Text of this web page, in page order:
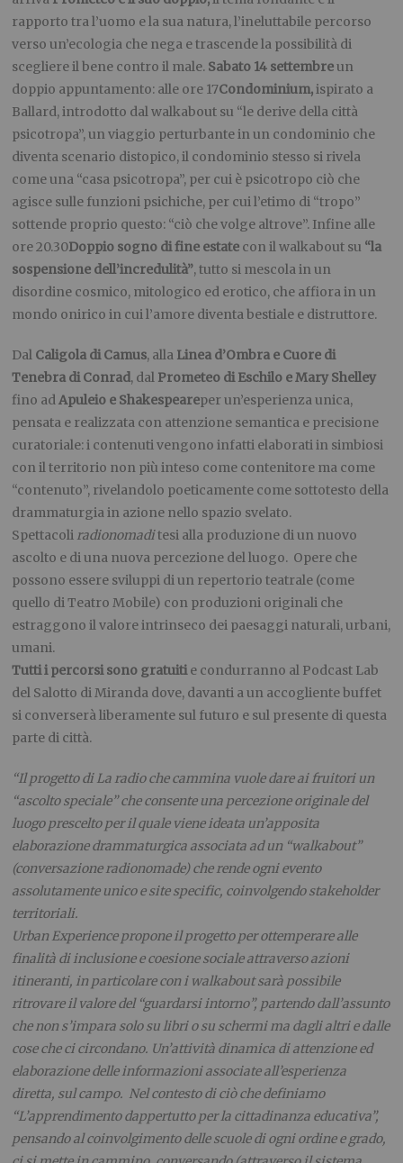
rapporto tra l’uomo e la sua natura, l’ineluttabile percorso
verso un’ecologia che nega e trascende la possibilità di
scegliere il bene contro il male. Sabato 14 settembreun
doppio appuntamento: alle ore 17Condominium,ispirato a
Ballard, introdotto dal walkabout su “le derive della città
psicotropa”, un viaggio perturbante in un condominio che
diventa scenario distopico, il condominio stesso si rivela
come una “casa psicotropa”, per cui è psicotropo ciò che
agisce sulle funzioni psichiche, per cui l’etimo di “tropo”
sottende proprio questo: “ciò che volge altrove”. Infine alle
ore 20.30Doppio sogno di fine estate con il walkabout su “la
sospensione dell’incredulità”, tutto si mescola in un
disordine cosmico, mitologico ed erotico, che affiora in un
mondo onirico in cui l’amore diventa bestiale e distruttore.
Dal Caligola di Camus, alla Linea d’Ombra e Cuore di
Tenebra di Conrad, dal Prometeo di Eschilo e Mary Shelley
fino adApuleio e Shakespeareper un’esperienza unica,
pensata e realizzata con attenzione semantica e precisione
curatoriale: i contenuti vengono infatti elaborati in simbiosi
con il territorio non più inteso come contenitore ma come
“contenuto”, rivelandolo poeticamente come sottotesto della
drammaturgia in azione nello spazio svelato.
Spettacoli radionomaditesi alla produzione di un nuovo
ascolto e di una nuova percezione del luogo. Opere che
possono essere sviluppi di un repertorio teatrale (come
quello di Teatro Mobile) con produzioni originali che
estraggono il valore intrinseco dei paesaggi naturali, urbani,
umani.
Tutti i percorsi sono gratuitie condurranno al Podcast Lab
del Salotto di Miranda dove, davanti a un accogliente buffet
si converserà liberamente sul futuro e sul presente di questa
parte di città.
“Il progetto di La radio che cammina vuole dare ai fruitori un
“ascolto speciale” che consente una percezione originale del
luogo prescelto per il quale viene ideata un’apposita
elaborazione drammaturgica associata ad un “walkabout”
(conversazione radionomade) che rende ogni evento
assolutamente unico e site specific, coinvolgendo stakeholder
territoriali.
Urban Experience propone il progetto per ottemperare alle
finalità di inclusione e coesione sociale attraverso azioni
itineranti, in particolare con i walkabout sarà possibile
ritrovare il valore del “guardarsi intorno”, partendo dall’assunto
che non s’impara solo su libri o su schermi ma dagli altri e dalle
cose che ci circondano. Un’attività dinamica di attenzione ed
elaborazione delle informazioni associate all’esperienza
diretta, sul campo. Nel contesto di ciò che definiamo
“L’apprendimento dappertutto per la cittadinanza educativa”,
pensando al coinvolgimento delle scuole di ogni ordine e grado,